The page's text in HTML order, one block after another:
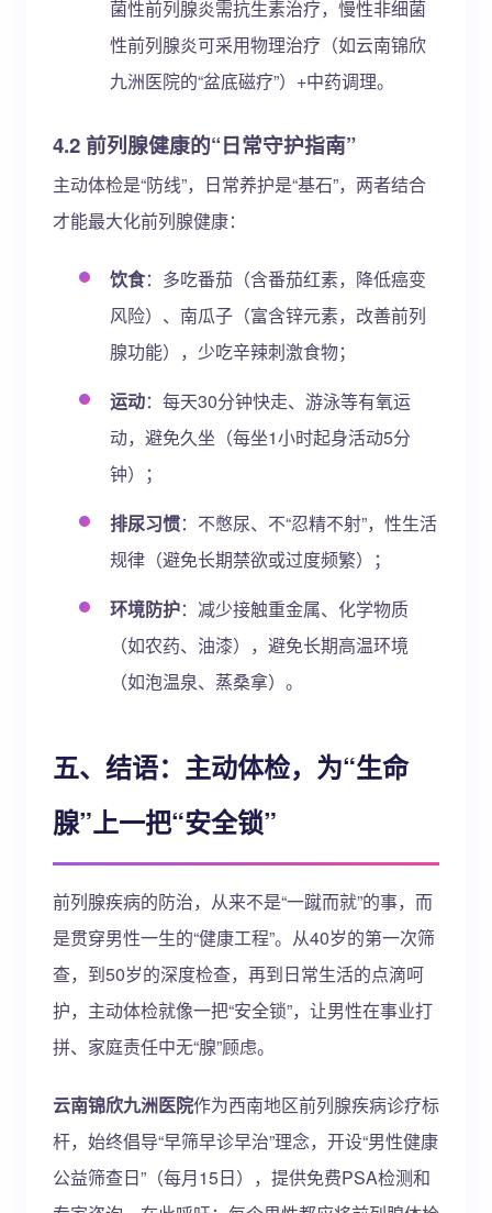
菌性前列腺炎需抗生素治疗，慢性非细菌
性前列腺炎可采用物理治疗（如云南锦欣
九洲医院的“盆底磁疗”）+中药调理。
4.2 前列腺健康的“日常守护指南”
主动体检是“防线”，日常养护是“基石”，两者结合
才能最大化前列腺健康：
饮食：多吃番茄（含番茄红素，降低癌变
风险）、南瓜子（富含锌元素，改善前列
腺功能），少吃辛辣刺激食物；
运动：每天30分钟快走、游泳等有氧运
动，避免久坐（每坐1小时起身活动5分
钟）；
排尿习惯：不憋尿、不“忍精不射”，性生活
规律（避免长期禁欲或过度频繁）；
环境防护：减少接触重金属、化学物质
（如农药、油漆），避免长期高温环境
（如泡温泉、蒸桑拿）。
五、结语：主动体检，为“生命
腺”上一把“安全锁”
前列腺疾病的防治，从来不是“一蹴而就”的事，而
是贯穿男性一生的“健康工程”。从40岁的第一次筛
查，到50岁的深度检查，再到日常生活的点滴呵
护，主动体检就像一把“安全锁”，让男性在事业打
拼、家庭责任中无“腺”顾虑。
云南锦欣九洲医院作为西南地区前列腺疾病诊疗标
杆，始终倡导“早筛早诊早治”理念，开设“男性健康
公益筛查日”（每月15日），提供免费PSA检测和